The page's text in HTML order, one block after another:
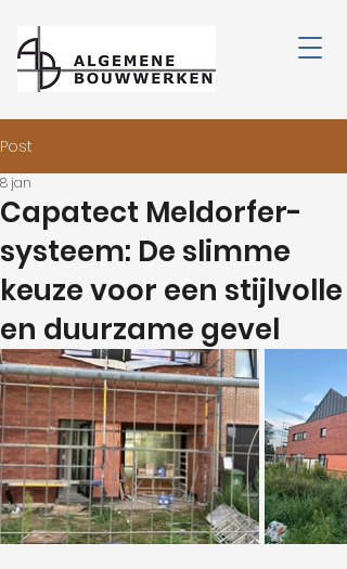
Post
Capatect Meldorfer-
systeem: De slimme
keuze voor een stijlvolle
en duurzame gevel
8 jan